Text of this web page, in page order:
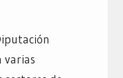
varias